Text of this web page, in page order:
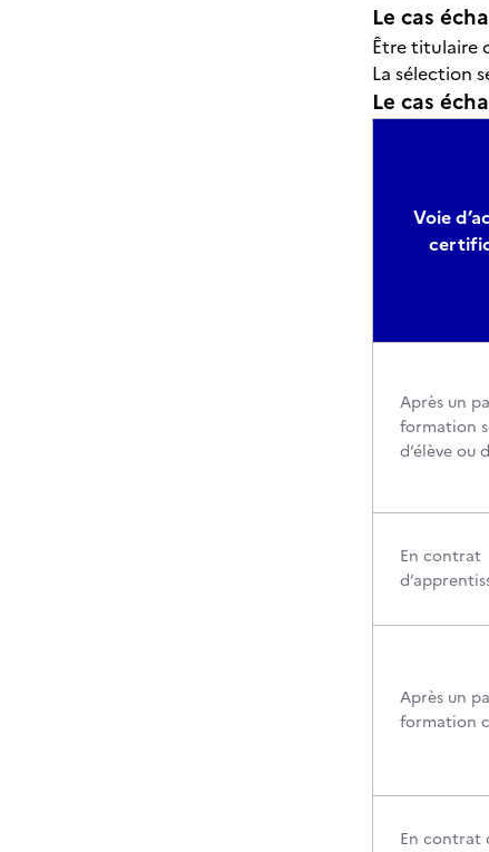
Le cas
Être titulaire
La sélection
Le cas
Voie
Après un
formation
d’élève ou
En contrat
Après un
formation
En contrat